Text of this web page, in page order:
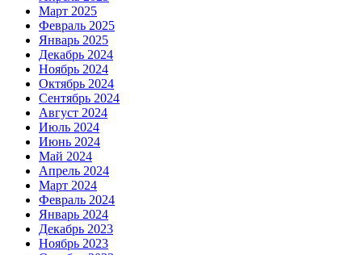
Март 2025
Февраль 2025
Январь 2025
Декабрь 2024
Ноябрь 2024
Октябрь 2024
Сентябрь 2024
Август 2024
Июль 2024
Июнь 2024
Май 2024
Апрель 2024
Март 2024
Февраль 2024
Январь 2024
Декабрь 2023
Ноябрь 2023